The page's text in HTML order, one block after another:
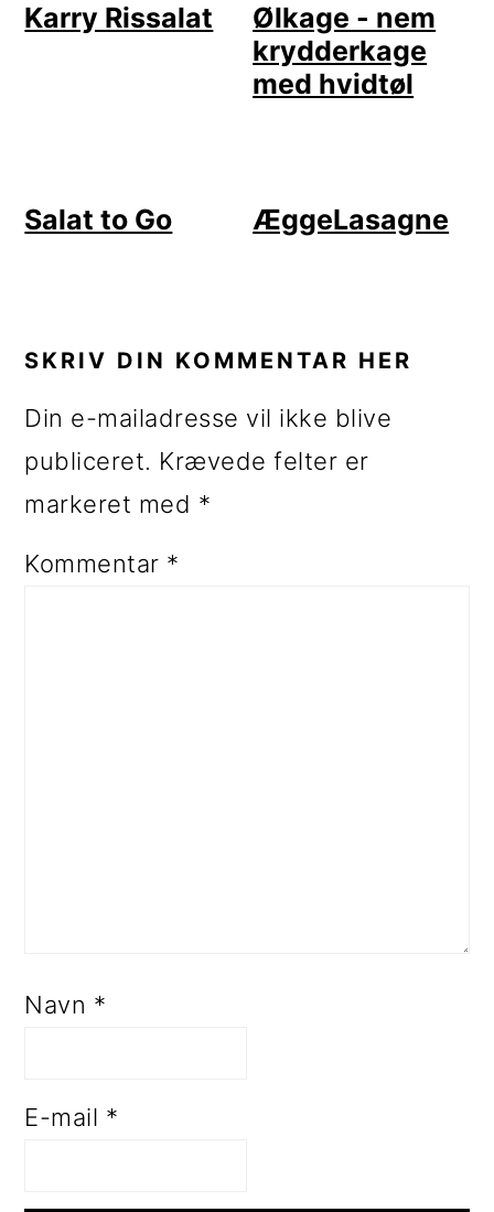
Karry Rissalat
Ølkage - nem
krydderkage
med hvidtøl
Salat to Go ÆggeLasagne
SKRIV DIN KOMMENTAR HER
Din e-mailadresse vil ikke blive
publiceret. Krævede felter er
markeret med *
Kommentar *
Navn *
E-mail *